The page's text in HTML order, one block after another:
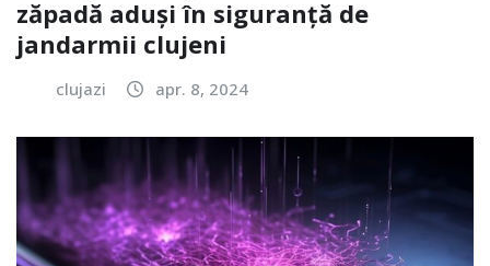
zăpadă aduși în siguranță de
jandarmii clujeni
clujazi apr. 8, 2024